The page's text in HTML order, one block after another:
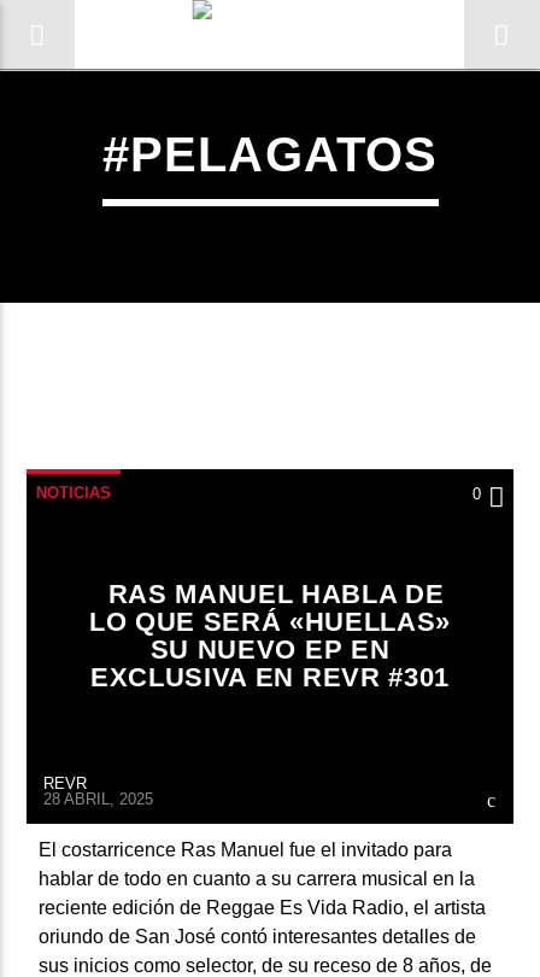
#PELAGATOS
NOTICIAS 0
RAS MANUEL HABLA DE
LO QUE SERÁ «HUELLAS»
SU NUEVO EP EN
EXCLUSIVA EN REVR #301
REVR
28 ABRIL, 2025
El costarricence Ras Manuel fue el invitado para
hablar de todo en cuanto a su carrera musical en la
reciente edición de Reggae Es Vida Radio, el artista
oriundo de San José contó interesantes detalles de
sus inicios como selector, de su receso de 8 años, de